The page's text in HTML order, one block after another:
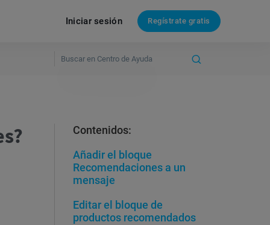
Iniciar sesión Regístrate gratis
Contenidos:
Añadir el bloque
Recomendaciones a un
mensaje
Editar el bloque de
productos recomendados